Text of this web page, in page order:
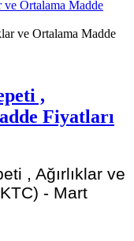
ve Ortalama Madde
,
Fiyatları
, Ağırlıklar ve
- Mart